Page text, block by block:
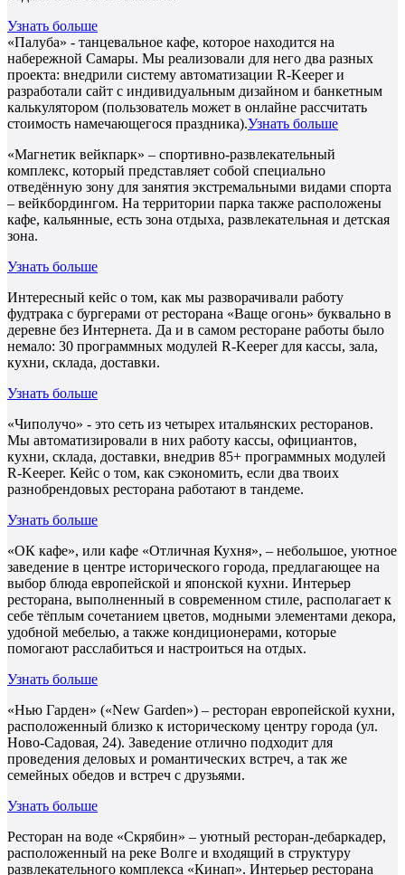
Узнать больше
«Палуба» - танцевальное кафе, которое находится на
набережной Самары. Мы реализовали для него два разных
проекта: внедрили систему автоматизации R-Keeper и
разработали сайт с индивидуальным дизайном и банкетным
калькулятором (пользователь может в онлайне рассчитать
стоимость намечающегося праздника).Узнать больше
«Магнетик вейкпарк» – спортивно-развлекательный
комплекс, который представляет собой специально
отведённую зону для занятия экстремальными видами спорта
– вейкбордингом. На территории парка также расположены
кафе, кальянные, есть зона отдыха, развлекательная и детская
зона.
Узнать больше
Интересный кейс о том, как мы разворачивали работу
фудтрака с бургерами от ресторана «Ваще огонь» буквально в
деревне без Интернета. Да и в самом ресторане работы было
немало: 30 программных модулей R-Keeper для кассы, зала,
кухни, склада, доставки.
Узнать больше
«Чиполучо» - это сеть из четырех итальянских ресторанов.
Мы автоматизировали в них работу кассы, официантов,
кухни, склада, доставки, внедрив 85+ программных модулей
R-Keeper. Кейс о том, как сэкономить, если два твоих
разнобрендовых ресторана работают в тандеме.
Узнать больше
«ОК кафе», или кафе «Отличная Кухня», – небольшое, уютное
заведение в центре исторического города, предлагающее на
выбор блюда европейской и японской кухни. Интерьер
ресторана, выполненный в современном стиле, располагает к
себе тёплым сочетанием цветов, модными элементами декора,
удобной мебелью, а также кондиционерами, которые
помогают расслабиться и настроиться на отдых.
Узнать больше
«Нью Гарден» («New Garden») – ресторан европейской кухни,
расположенный близко к историческому центру города (ул.
Ново-Садовая, 24). Заведение отлично подходит для
проведения деловых и романтических встреч, а так же
семейных обедов и встреч с друзьями.
Узнать больше
Ресторан на воде «Скрябин» – уютный ресторан-дебаркадер,
расположенный на реке Волге и входящий в структуру
развлекательного комплекса «Кинап». Интерьер ресторана